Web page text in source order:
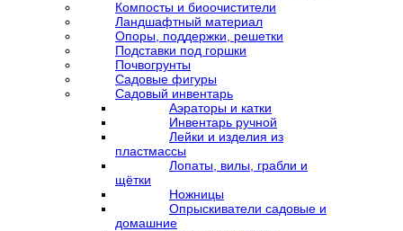
Компосты и биоочистители
Ландшафтный материал
Опоры, поддержки, решетки
Подставки под горшки
Почвогрунты
Садовые фигуры
Садовый инвентарь
Аэраторы и катки
Инвентарь ручной
Лейки и изделия из
пластмассы
Лопаты, вилы, грабли и
щётки
Ножницы
Опрыскиватели садовые и
домашние